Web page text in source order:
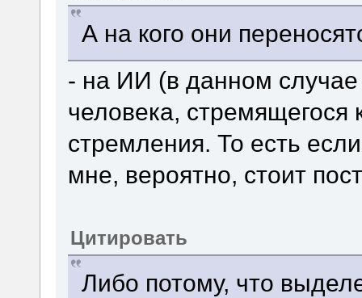
А на кого они
- на ИИ (в данном
человека, стремящегося
стремления. То есть
мне, вероятно, стоит
Цитировать
Либо потому, что